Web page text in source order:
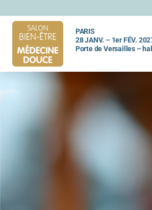
PARIS
28 JANV. – 1er FÉV.
Porte de Versailles –